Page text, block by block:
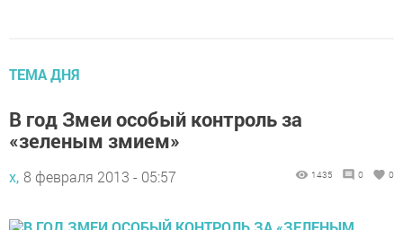
ТЕМА ДНЯ
В год Змеи особый контроль за
«зеленым змием»
х, 8 февраля 2013 - 05:57 1435 0 0